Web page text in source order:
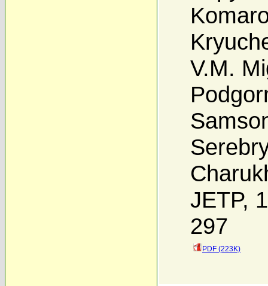
V.M.
JETP,
297
PDF (223K)